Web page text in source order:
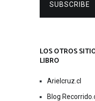
SUBSCRIBE
LOS OTROS
LIBRO
Arielcruz.cl
Blog